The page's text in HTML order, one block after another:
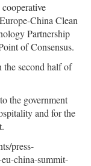
China Clean
Partnership
of Consensus.
second half of
the government
and for the
press-
china-summit-